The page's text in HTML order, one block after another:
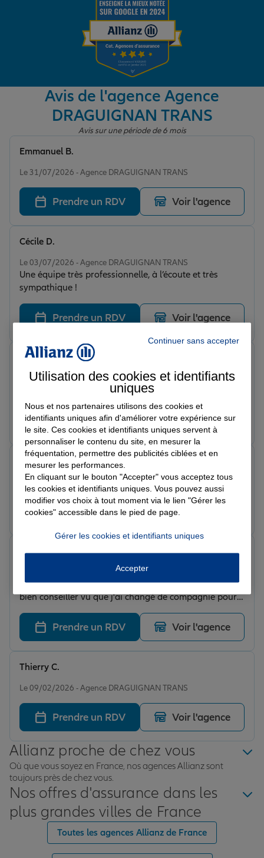
Garantie des accidents de la vie
Protection juridique
Retraite
Tous nos devis d'assurance
Avis de l'agence Agence
DRAGUIGNAN TRANS
Avis sur une période de 6 mois
Le 31/07/2026 - Agence DRAGUIGNAN TRANS
Emmanuel B.
Prendre un RDV Voir l'agence
Le 03/07/2026 - Agence DRAGUIGNAN TRANS
Une équipe très professionnelle, à l’écoute et très
sympathique !
Cécile D.
Prendre un RDV Voir l'agence
Le 08/03/2026 - Agence DRAGUIGNAN TRANS
Maeva est une conseillère exceptionnelle
Armand d.
Prendre un RDV Voir l'agence
Le 04/03/2026 - Agence DRAGUIGNAN TRANS
marc d.
Prendre un RDV Voir l'agence
Le 04/03/2026 - Agence DRAGUIGNAN TRANS
Très bon acc544ueil j'ai été reçu par Maeva qui m'a
bien conseiller vu que j'ai changé de compagnie pour
prendre Allianz ainsi qu'une amie que j'ai conseiller de
venir chez vous Mr Daize Christian
daize c.
Prendre un RDV Voir l'agence
Le 09/02/2026 - Agence DRAGUIGNAN TRANS
Thierry C.
Prendre un RDV Voir l'agence
Allianz proche de chez vous
Où que vous soyez en France, nos agences Allianz sont
toujours près de chez vous.
Nos offres d'assurance dans les
plus grandes villes de France
Toutes les agences Allianz de France
Continuer sans accepter
Utilisation des cookies et identifiants
uniques
Nous et nos partenaires utilisons des cookies et
identifiants uniques afin d'améliorer votre expérience sur
le site. Ces cookies et identifiants uniques servent à
personnaliser le contenu du site, en mesurer la
fréquentation, permettre des publicités ciblées et en
mesurer les performances.
En cliquant sur le bouton "Accepter" vous acceptez tous
les cookies et identifiants uniques. Vous pouvez aussi
modifier vos choix à tout moment via le lien "Gérer les
cookies" accessible dans le pied de page.
Gérer les cookies et identifiants uniques
Accepter